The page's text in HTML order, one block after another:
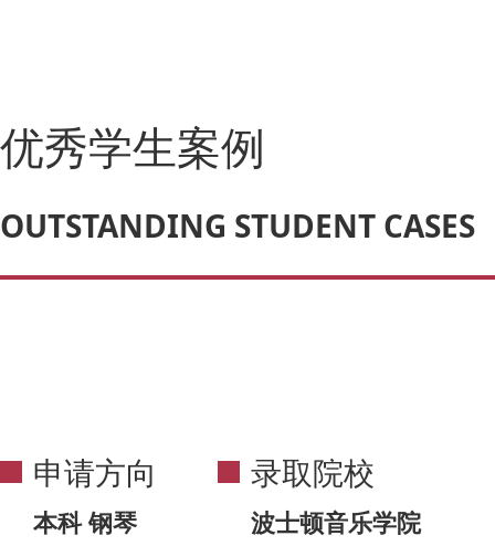
优秀学生案例
OUTSTANDING STUDENT CASES
申请方向
本科 钢琴
录取院校
波士顿音乐学院